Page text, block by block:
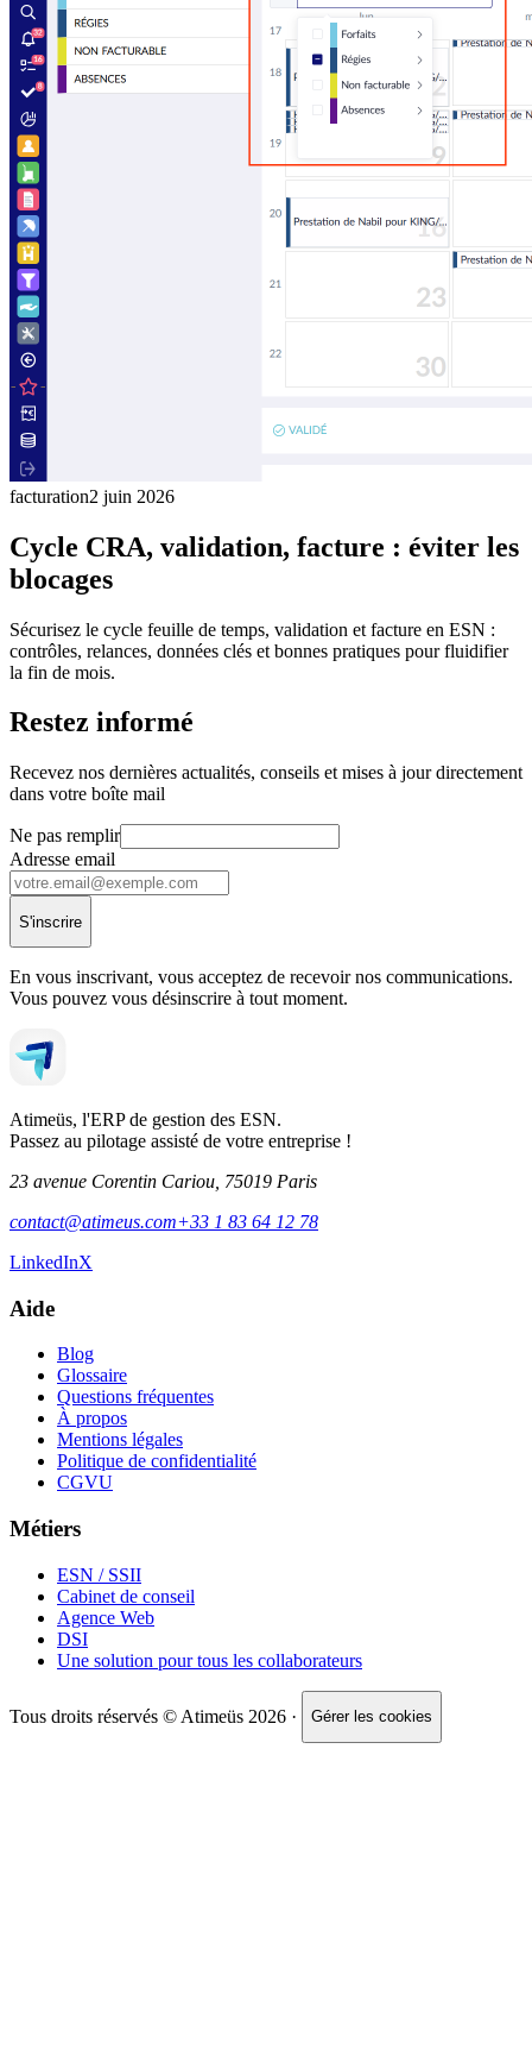
facturation2 juin 2026
Cycle CRA, validation, facture : éviter les
blocages
Sécurisez le cycle feuille de temps, validation et facture en ESN :
contrôles, relances, données clés et bonnes pratiques pour fluidifier
la fin de mois.
Restez informé
Recevez nos dernières actualités, conseils et mises à jour directement
dans votre boîte mail
Ne pas remplir
Adresse email
S'inscrire
En vous inscrivant, vous acceptez de recevoir nos communications.
Vous pouvez vous désinscrire à tout moment.
Atimeüs, l'ERP de gestion des ESN.
Passez au pilotage assisté de votre entreprise !
23 avenue Corentin Cariou, 75019 Paris
contact@atimeus.com+33 1 83 64 12 78
LinkedInX
Aide
Blog
Glossaire
Questions fréquentes
À propos
Mentions légales
Politique de confidentialité
CGVU
Métiers
ESN / SSII
Cabinet de conseil
Agence Web
DSI
Une solution pour tous les collaborateurs
Tous droits réservés © Atimeüs 2026 · Gérer les cookies